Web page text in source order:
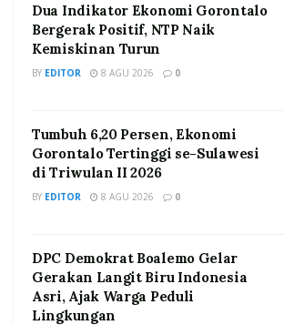
Dua Indikator Ekonomi Gorontalo
Bergerak Positif, NTP Naik
Kemiskinan Turun
BY EDITOR 8 AGU 2026 0
Tumbuh 6,20 Persen, Ekonomi
Gorontalo Tertinggi se-Sulawesi
di Triwulan II 2026
BY EDITOR 8 AGU 2026 0
DPC Demokrat Boalemo Gelar
Gerakan Langit Biru Indonesia
Asri, Ajak Warga Peduli
Lingkungan